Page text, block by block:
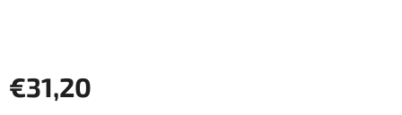
€31,20